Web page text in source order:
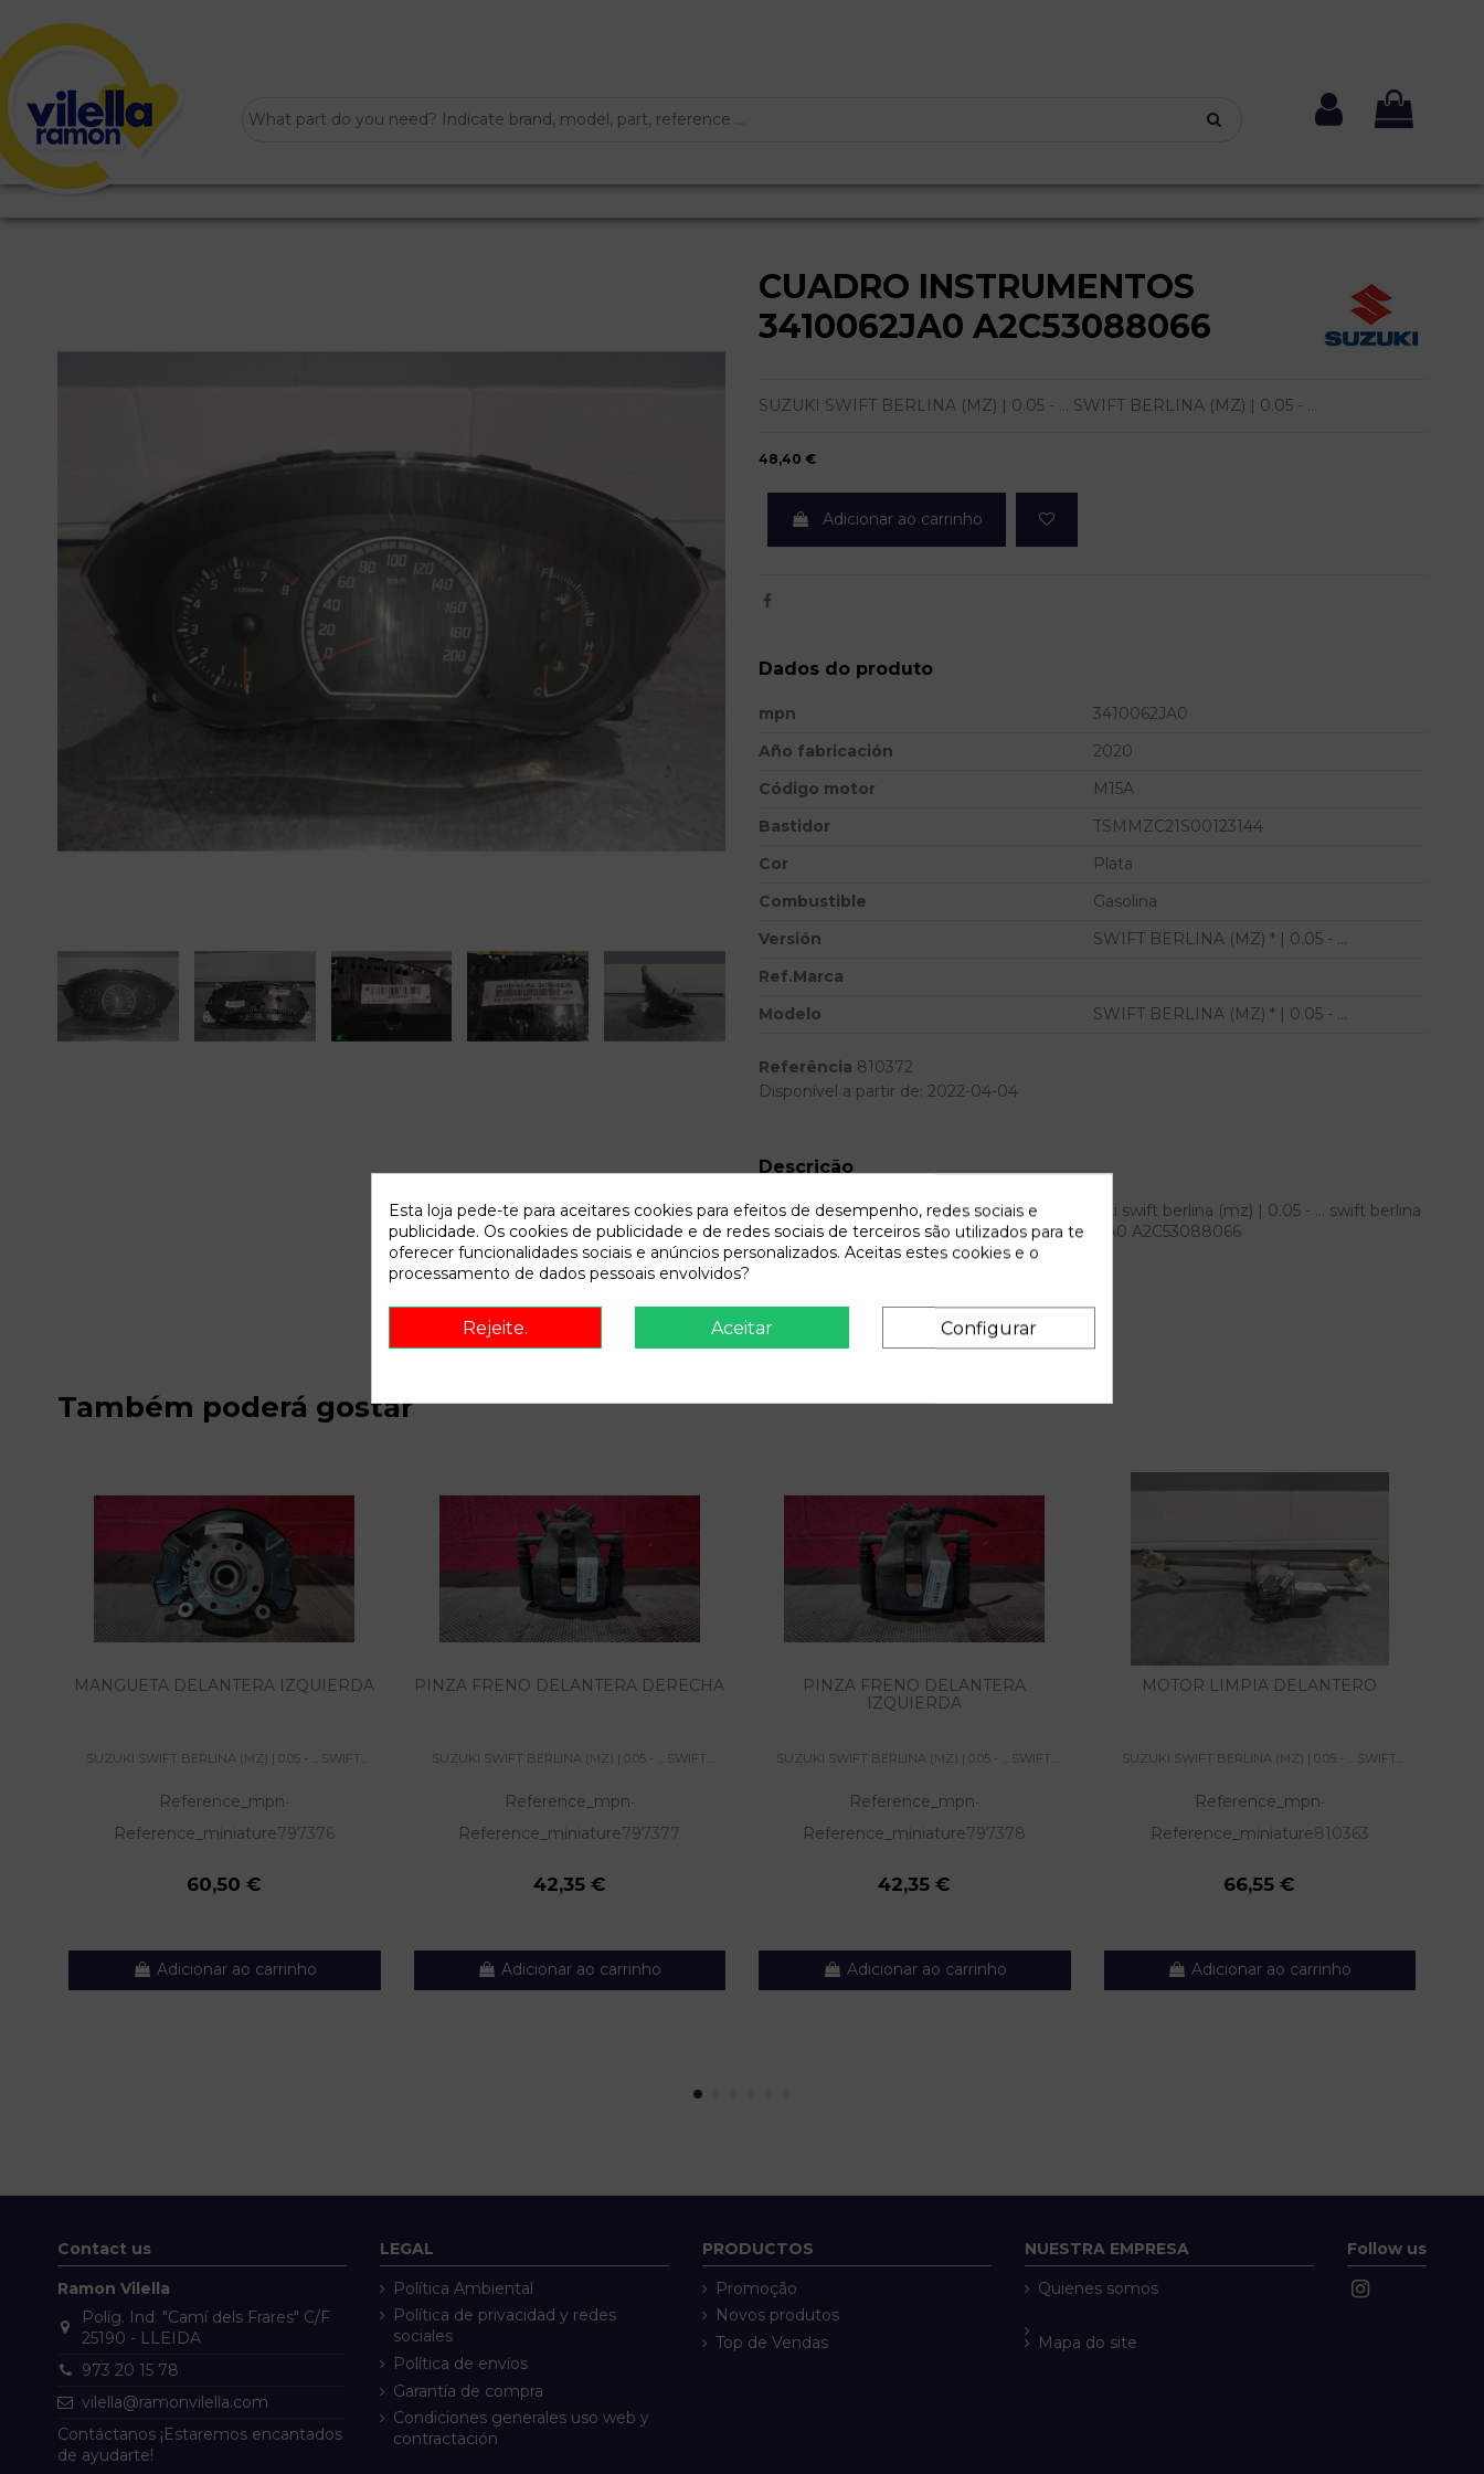
CUADRO INSTRUMENTOS
3410062JA0 A2C53088066
SUZUKI SWIFT BERLINA (MZ) | 0.05 - ... SWIFT BERLINA (MZ) | 0.05 - ...
48,40 €
Adicionar ao carrinho
Dados do produto
mpn
3410062JA0
Año fabricación
2020
Código motor
M15A
Bastidor
TSMMZC21S00123144
Cor
Plata
Combustible
Gasolina
Versión
SWIFT BERLINA (MZ) * | 0.05 - ...
Ref.Marca
Modelo
SWIFT BERLINA (MZ) * | 0.05 - ...
Referência 810372
Disponível a partir de: 2022-04-04
Descrição
Recambio de cuadro instrumentos para suzuki swift berlina (mz) | 0.05 - ... swift berlina
(mz) | 0.05 - ... referencia OEM IAM 3410062JA0 A2C53088066
Também poderá gostar
MANGUETA DELANTERA IZQUIERDA
SUZUKI SWIFT BERLINA (MZ) | 0.05 - ... SWIFT...
Reference_mpn-
Reference_miniature797376
60,50 €
Adicionar ao carrinho
PINZA FRENO DELANTERA DERECHA
SUZUKI SWIFT BERLINA (MZ) | 0.05 - ... SWIFT...
Reference_mpn-
Reference_miniature797377
42,35 €
Adicionar ao carrinho
PINZA FRENO DELANTERA
IZQUIERDA
SUZUKI SWIFT BERLINA (MZ) | 0.05 - ... SWIFT...
Reference_mpn-
Reference_miniature797378
42,35 €
Adicionar ao carrinho
MOTOR LIMPIA DELANTERO
SUZUKI SWIFT BERLINA (MZ) | 0.05 - ... SWIFT...
Reference_mpn-
Reference_miniature810363
66,55 €
Adicionar ao carrinho
Contact us
Ramon Vilella
Políg. Ind. "Camí dels Frares" C/F
25190 - LLEIDA
973 20 15 78
vilella@ramonvilella.com
Contáctanos ¡Estaremos encantados
de ayudarte!
LEGAL
Política Ambiental
Política de privacidad y redes
sociales
Política de envíos
Garantía de compra
Condiciones generales uso web y
contractación
PRODUCTOS
Promoção
Novos produtos
Top de Vendas
NUESTRA EMPRESA
Quienes somos
Mapa do site
Follow us
Esta loja pede-te para aceitares cookies para efeitos de desempenho, redes sociais e
publicidade. Os cookies de publicidade e de redes sociais de terceiros são utilizados para te
oferecer funcionalidades sociais e anúncios personalizados. Aceitas estes cookies e o
processamento de dados pessoais envolvidos?
Rejeite. Aceitar Configurar